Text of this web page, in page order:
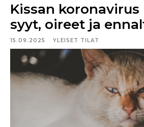
Kissan koronavirus
syyt, oireet ja
15.09.2025 YLEISET TILAT